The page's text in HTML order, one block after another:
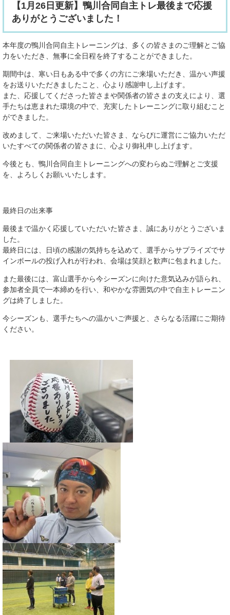
【1月26日更新】鴨川合同自主トレ最後まで応援
ありがとうございました！
本年度の鴨川合同自主トレーニングは、多くの皆さまのご理解とご協
力をいただき、無事に全日程を終了することができました。
期間中は、寒い日もある中で多くの方にご来場いただき、温かい声援
をお送りいただきましたこと、心より感謝申し上げます。
また、応援してくださった皆さまや関係者の皆さまの支えにより、選
手たちは恵まれた環境の中で、充実したトレーニングに取り組むこと
ができました。
改めまして、ご来場いただいた皆さま、ならびに運営にご協力いただ
いたすべての関係者の皆さまに、心より御礼申し上げます。
今後とも、鴨川合同自主トレーニングへの変わらぬご理解とご支援
を、よろしくお願いいたします。
最終日の出来事
最後まで温かく応援していただいた皆さま、誠にありがとうございま
した。
最終日には、日頃の感謝の気持ちを込めて、選手からサプライズでサ
インボールの投げ入れが行われ、会場は笑顔と歓声に包まれました。
また最後には、富山選手から今シーズンに向けた意気込みが語られ、
参加者全員で一本締めを行い、和やかな雰囲気の中で自主トレーニン
グは終了しました。
今シーズンも、選手たちへの温かいご声援と、さらなる活躍にご期待
ください。